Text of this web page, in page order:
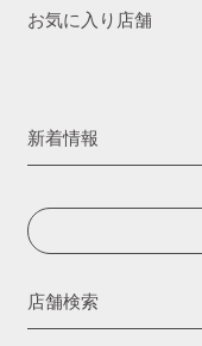
お気に入り店舗
新着情報
店舗検索